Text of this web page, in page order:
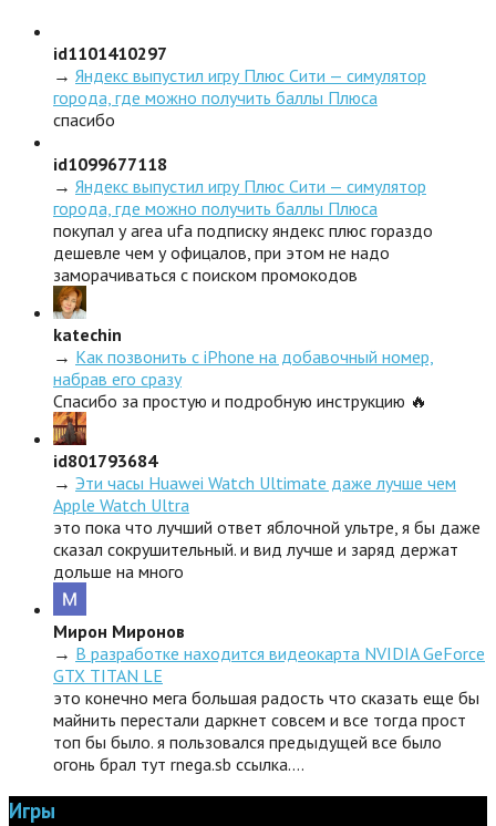
id1101410297
→ Яндекс выпустил игру Плюс Сити — симулятор
города, где можно получить баллы Плюса
спасибо
id1099677118
→ Яндекс выпустил игру Плюс Сити — симулятор
города, где можно получить баллы Плюса
покупал у area ufa подписку яндекс плюс гораздо
дешевле чем у офицалов, при этом не надо
заморачиваться с поиском промокодов
katechin
→ Как позвонить с iPhone на добавочный номер,
набрав его сразу
Спасибо за простую и подробную инструкцию 🔥
id801793684
→ Эти часы Huawei Watch Ultimate даже лучше чем
Apple Watch Ultra
это пока что лучший ответ яблочной ультре, я бы даже
сказал сокрушительный. и вид лучше и заряд держат
дольше на много
Мирон Миронов
→ В разработке находится видеокарта NVIDIA GeForce
GTX TITAN LE
это конечно мега большая радость что сказать еще бы
майнить перестали даркнет совсем и все тогда прост
топ бы было. я пользовался предыдущей все было
огонь брал тут rnega.sb ссылка.…
Игры